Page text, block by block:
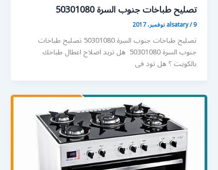
تصليح طباخات جنوب السرة 50301080
alsatary/9 نوفمبر، 2017
تصليح طباخات جنوب السرة 50301080 تصليح طباخات
جنوب السرة 50301080 هل تريد اصلاح اعطال طباخك
بالكويت ؟ هل تود فى